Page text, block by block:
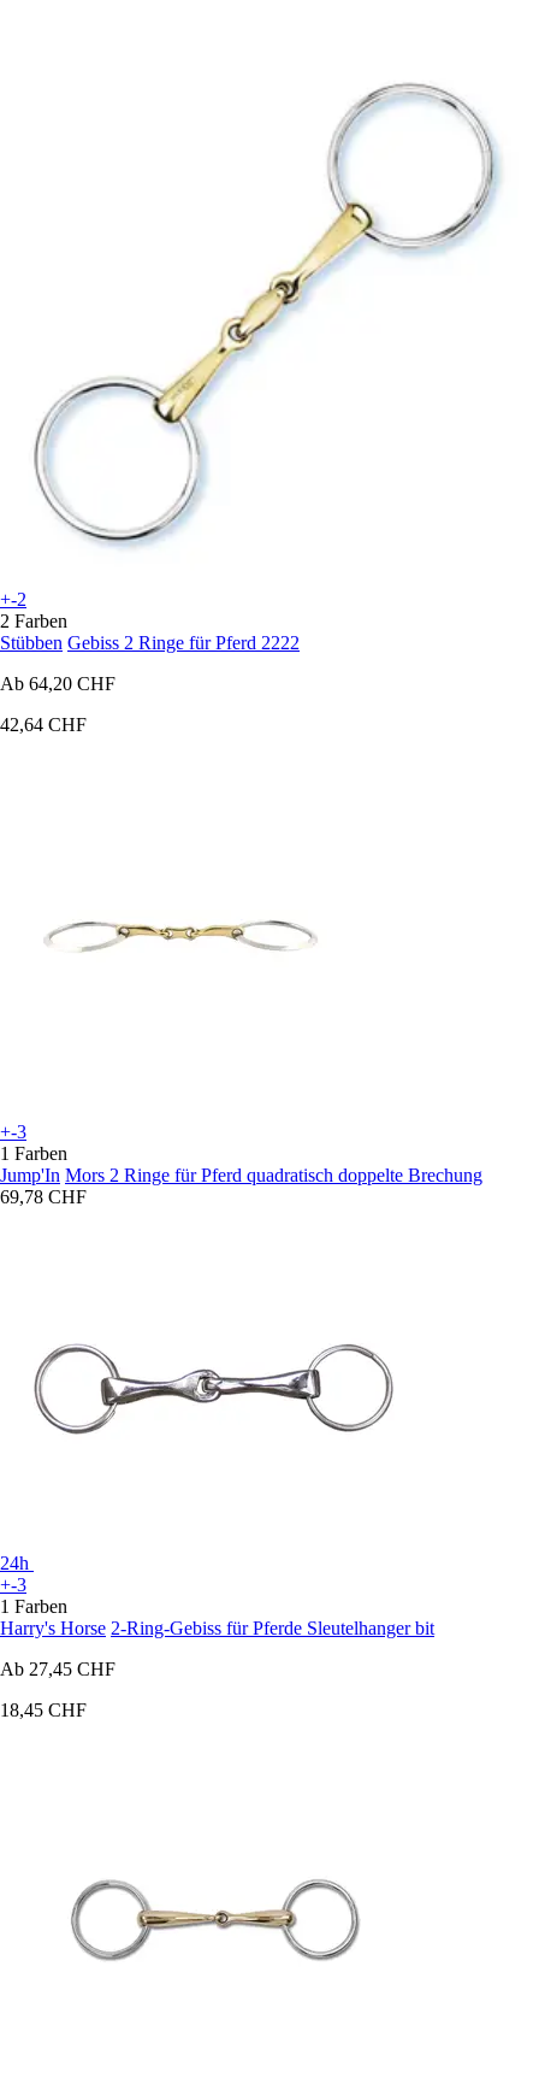
+-2
2 Farben
Stübben Gebiss 2 Ringe für Pferd 2222
Ab 64,20 CHF
42,64 CHF
+-3
1 Farben
Jump'In Mors 2 Ringe für Pferd quadratisch doppelte Brechung
69,78 CHF
24h
+-3
1 Farben
Harry's Horse 2-Ring-Gebiss für Pferde Sleutelhanger bit
Ab 27,45 CHF
18,45 CHF